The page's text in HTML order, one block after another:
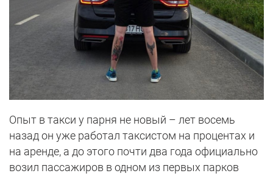
Опыт в такси у парня не новый – лет восемь
назад он уже работал таксистом на процентах и
на аренде, а до этого почти два года официально
возил пассажиров в одном из первых парков